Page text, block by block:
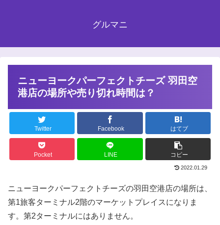
グルマニ
ニューヨークパーフェクトチーズ 羽田空
港店の場所や売り切れ時間は？
Twitter Facebook はてブ
Pocket LINE コピー
2022.01.29
ニューヨークパーフェクトチーズの羽田空港店の場所は、
第1旅客ターミナル2階のマーケットプレイスになりま
す。第2ターミナルにはありません。